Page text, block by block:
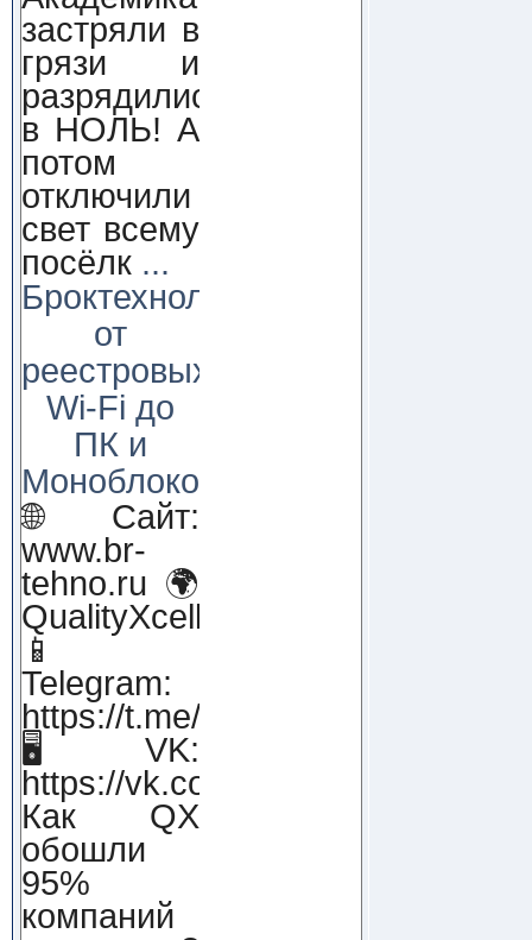
застряли в
грязи и
разрядились
в НОЛЬ! А
потом
отключили
свет всему
посёлк ...
Броктехнолоджи:
от
реестровых
Wi-Fi до
ПК и
Моноблоков!
🌐 Сайт:
www.br-
tehno.ru 🌍
QualityXcellence.ru
📱
Telegram:
https://t.me/qx_lab_IT
🖥 VK:
https://vk.com/qualityxcellenc
Как QX
обошли
95%
компаний